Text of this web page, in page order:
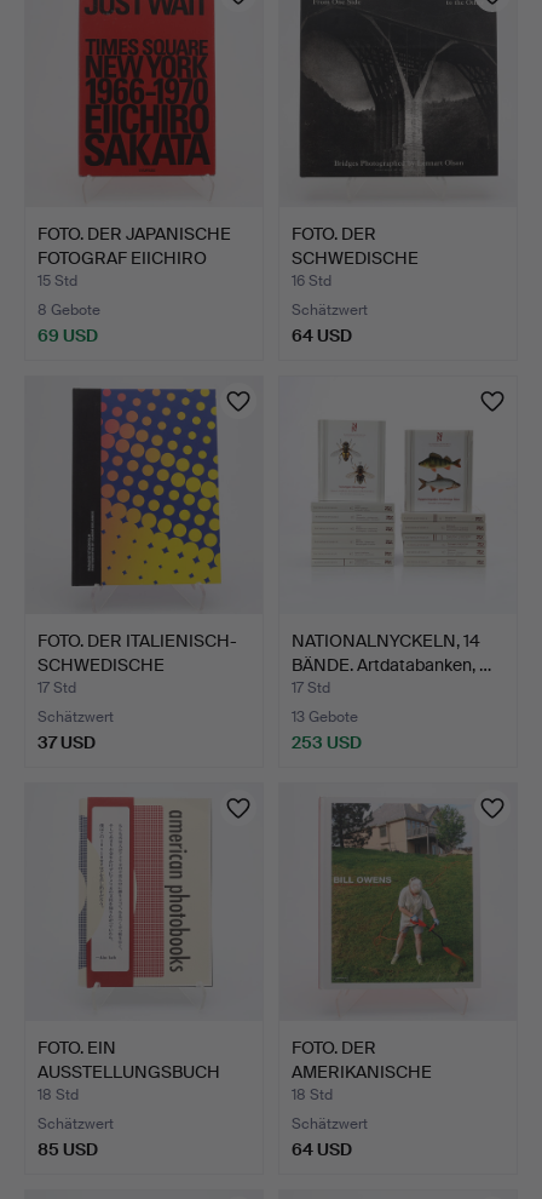
FOTO. DER JAPANISCHE
FOTOGRAF EIICHIRO
SAK…
15 Std
8 Gebote
69 USD
FOTO. DER
SCHWEDISCHE
FOTOGRAF LENNART
OLS…
16 Std
Schätzwert
64 USD
FOTO. DER ITALIENISCH-
SCHWEDISCHE
FOTOGRAF…
17 Std
Schätzwert
37 USD
NATIONALNYCKELN, 14
BÄNDE. Artdatabanken, …
17 Std
13 Gebote
253 USD
FOTO. EIN
AUSSTELLUNGSBUCH
MIT AMERIKANISC…
18 Std
Schätzwert
85 USD
FOTO. DER
AMERIKANISCHE
FOTOGRAF BILL OWEN…
18 Std
Schätzwert
64 USD